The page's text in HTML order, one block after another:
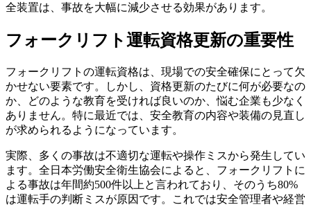
全装置は、事故を大幅に減少させる効果があります。
フォークリフト運転資格更新の重要性
フォークリフトの運転資格は、現場での安全確保にとって欠
かせない要素です。しかし、資格更新のたびに何が必要なの
か、どのような教育を受ければ良いのか、悩む企業も少なく
ありません。特に最近では、安全教育の内容や装備の見直し
が求められるようになっています。
実際、多くの事故は不適切な運転や操作ミスから発生してい
ます。全日本労働安全衛生協会によると、フォークリフトに
よる事故は年間約500件以上と言われており、そのうち80%
は運転手の判断ミスが原因です。これでは安全管理者や経営